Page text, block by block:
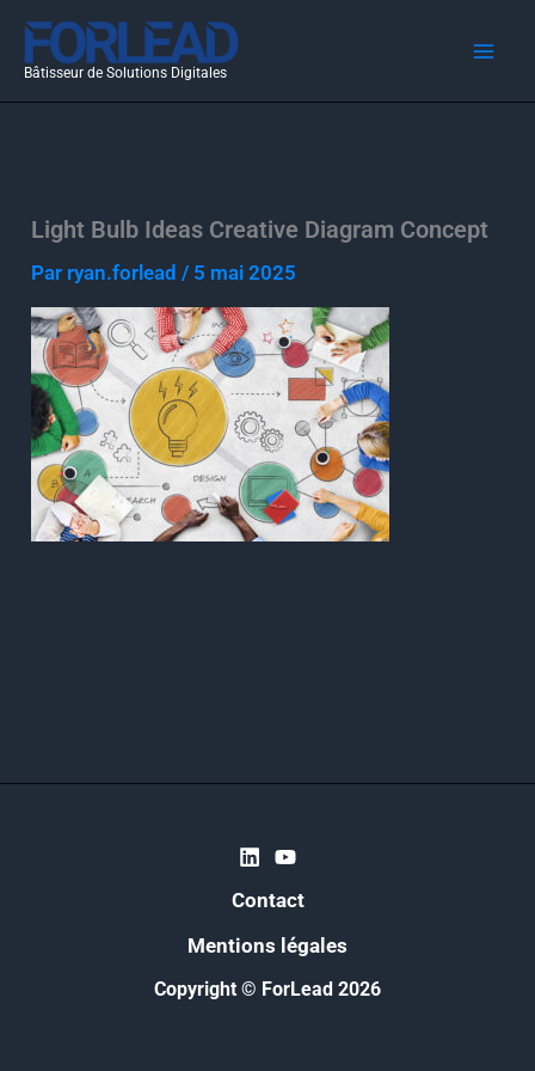
Aller
contenu
Bâtisseur de Solutions Digitales
Light Bulb Ideas Creative Diagram Concept
Par ryan.forlead/ 5 mai 2025
Contact
Mentions légales
Copyright © ForLead 2026